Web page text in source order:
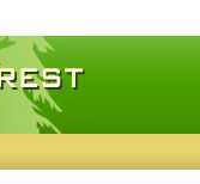
скачать игры,